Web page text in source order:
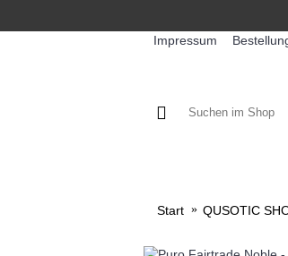
Impressum
Start QUSOTIC